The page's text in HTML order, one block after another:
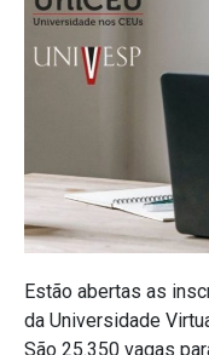
Estão abertas as
da Universidade
São 25.350 vagas